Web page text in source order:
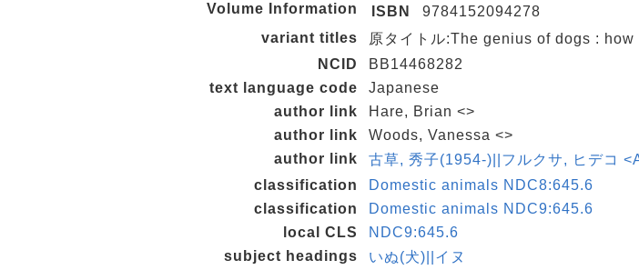
Volume Information
ISBN
9784152094278
variant titles
原タイトル:The genius of dogs :
NCID
BB14468282
text language code
Japanese
author link
Hare, Brian <>
author link
Woods, Vanessa <>
author link
古草, 秀子(1954-)||フルクサ, ヒデコ
classification
Domestic animals NDC8:645.6
classification
Domestic animals NDC9:645.6
local CLS
NDC9:645.6
subject headings
いぬ(犬)||イヌ